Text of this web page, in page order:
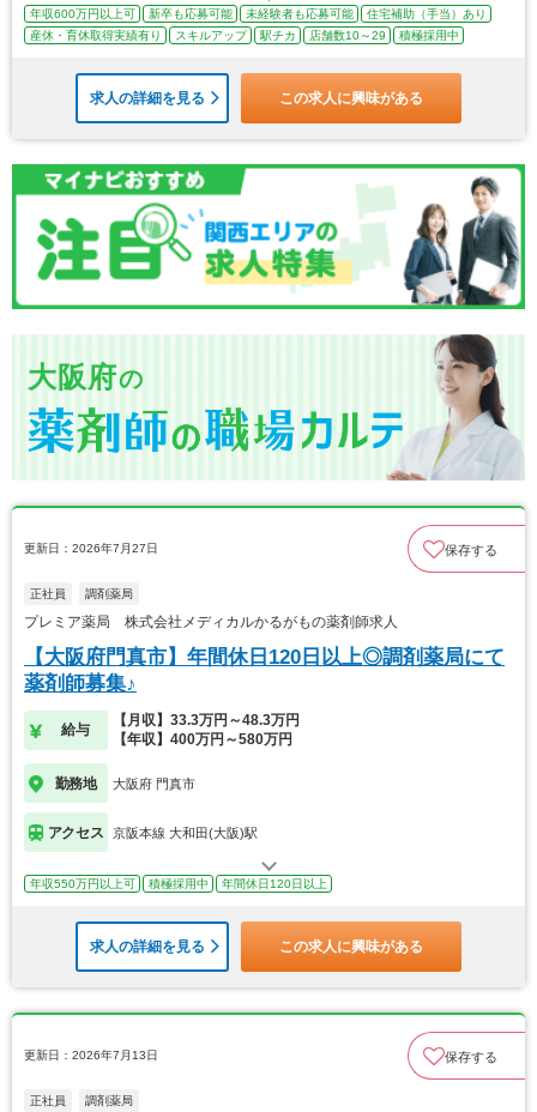
年収600万円以上可 新卒も応募可能 未経験者も応募可能
住宅補助（手当）あり
産休・育休取得実績有り
スキルアップ 駅チカ 店舗数10～29 積極採用中
求人の詳細を見る この求人に興味がある
大阪府の
更新日：2026年7月27日 保存する
正社員 調剤薬局
プレミア薬局 株式会社メディカルかるがもの薬剤師求人
【大阪府門真市】年間休日120日以上◎調剤薬局にて
薬剤師募集♪
給与
【月収】33.3万円～48.3万円
【年収】400万円～580万円
勤務地 大阪府 門真市
アクセス 京阪本線 大和田(大阪)駅
年収550万円以上可 積極採用中 年間休日120日以上
求人の詳細を見る この求人に興味がある
更新日：2026年7月13日 保存する
正社員 調剤薬局